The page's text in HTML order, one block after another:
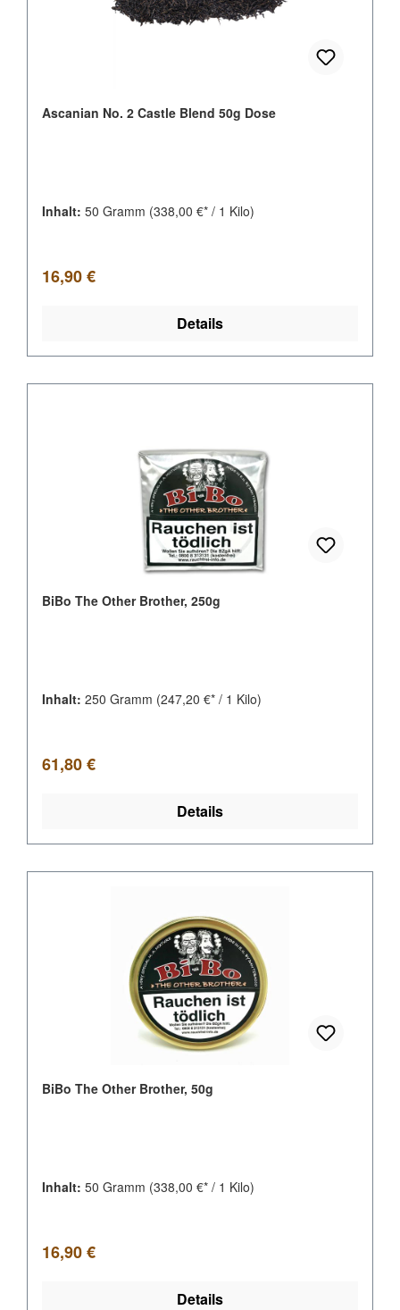
Ascanian No. 2 Castle Blend 50g Dose
Inhalt: 50 Gramm (338,00 €* / 1 Kilo)
Regulärer Preis:
16,90 €
Details
BiBo The Other Brother, 250g
Inhalt: 250 Gramm (247,20 €* / 1 Kilo)
Regulärer Preis:
61,80 €
Details
BiBo The Other Brother, 50g
Inhalt: 50 Gramm (338,00 €* / 1 Kilo)
Regulärer Preis:
16,90 €
Details